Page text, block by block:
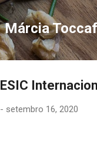
Márcia
ESIC
- setembro 16, 2020